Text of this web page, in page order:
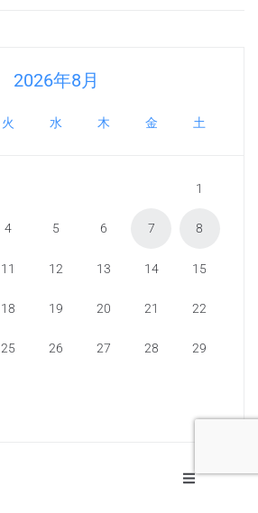
2026年8月
火 水 木 金 土
1
4 5 6 7 8
11 12 13 14 15
18 19 20 21 22
25 26 27 28 29